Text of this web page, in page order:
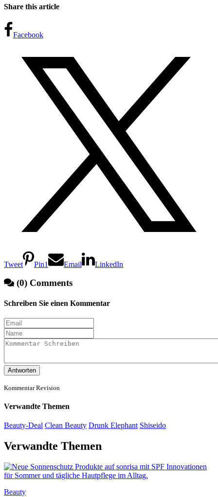
Share this article
Facebook
Tweet Pin1 Email LinkedIn
(0) Comments
Schreiben Sie einen Kommentar
Antworten
Kommentar Revision
Verwandte Themen
Beauty-Deal Clean Beauty Drunk Elephant Shiseido
Verwandte Themen
Beauty